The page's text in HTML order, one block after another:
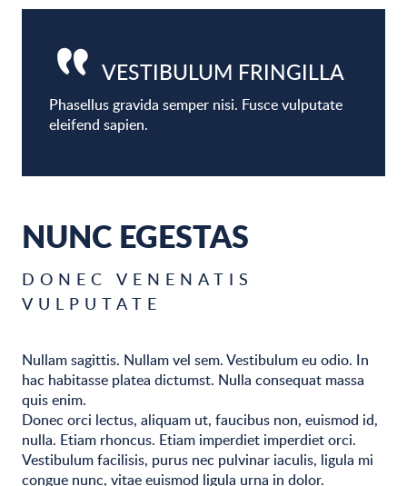
VESTIBULUM FRINGILLA
Phasellus gravida semper nisi. Fusce vulputate
eleifend sapien.
NUNC EGESTAS
DONEC VENENATIS
VULPUTATE
Nullam sagittis. Nullam vel sem. Vestibulum eu odio. In
hac habitasse platea dictumst. Nulla consequat massa
quis enim.
Donec orci lectus, aliquam ut, faucibus non, euismod id,
nulla. Etiam rhoncus. Etiam imperdiet imperdiet orci.
Vestibulum facilisis, purus nec pulvinar iaculis, ligula mi
congue nunc, vitae euismod ligula urna in dolor.